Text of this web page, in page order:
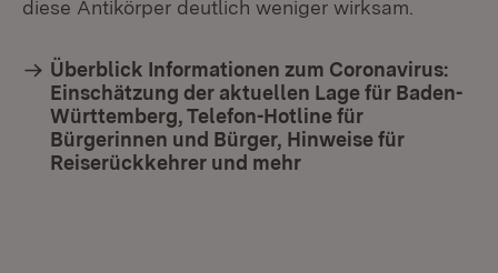
diese Antikörper deutlich weniger wirksam.
Überblick Informationen zum Coronavirus:
Einschätzung der aktuellen Lage für Baden-
Württemberg, Telefon-Hotline für
Bürgerinnen und Bürger, Hinweise für
Reiserückkehrer und mehr